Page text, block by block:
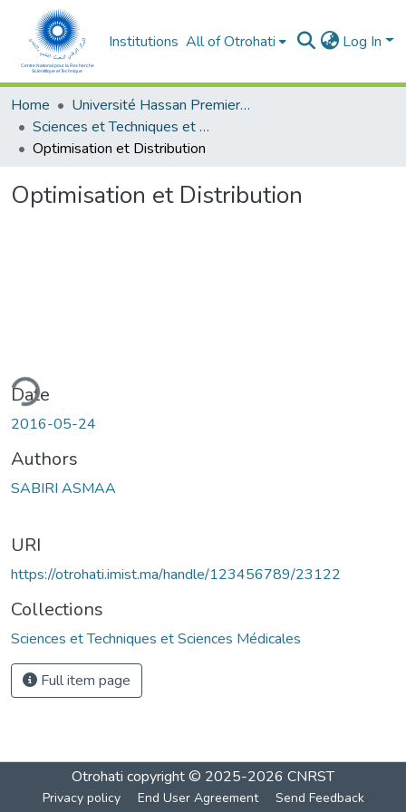
Institutions All of Otrohati Log In
Home
Université Hassan Premier- Settat
Sciences et Techniques et Sciences Médicales
Optimisation et Distribution
Optimisation et Distribution
Date
2016-05-24
Authors
SABIRI ASMAA
URI
https://otrohati.imist.ma/handle/123456789/23122
Collections
Sciences et Techniques et Sciences Médicales
Full item page
Otrohati copyright © 2025-2026 CNRST
Privacy policy End User Agreement Send Feedback